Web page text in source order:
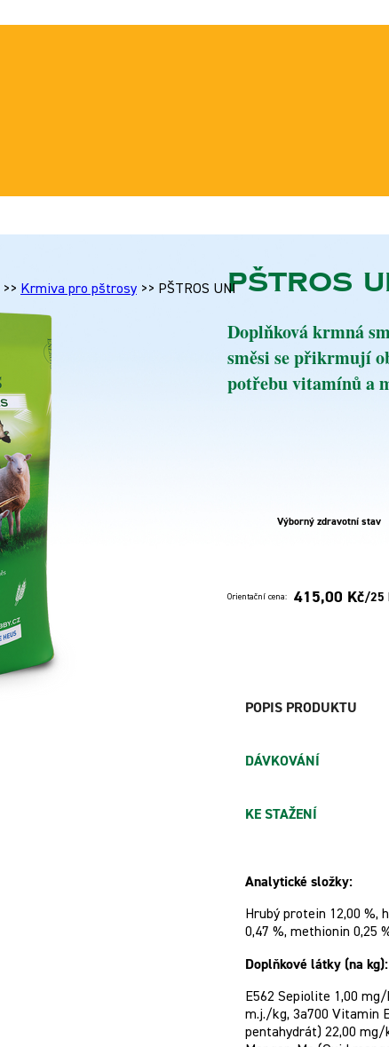
>> Krmiva pro pštrosy >> PŠTROS UNIPŠTROS
Doplňková krmná
směsi se přikrmují
potřebu vitamínů a
Výborný zdravotní stav
Orientační cena: 415,00 Kč/25
POPIS PRODUKTU
DÁVKOVÁNÍ
KE STAŽENÍ
Analytické složky:
Hrubý protein 12,00 %,
0,47 %, methionin 0,25
Doplňkové látky (na kg):
E562 Sepiolite 1,00
m.j./kg, 3a700 Vitamin
pentahydrát) 22,00 mg/